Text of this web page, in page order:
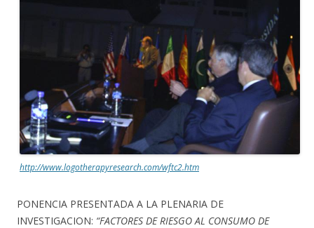
http://www.logotherapyresearch.com/wftc2.htm
PONENCIA PRESENTADA A LA PLENARIA DE
INVESTIGACION: “FACTORES DE RIESGO AL CONSUMO DE